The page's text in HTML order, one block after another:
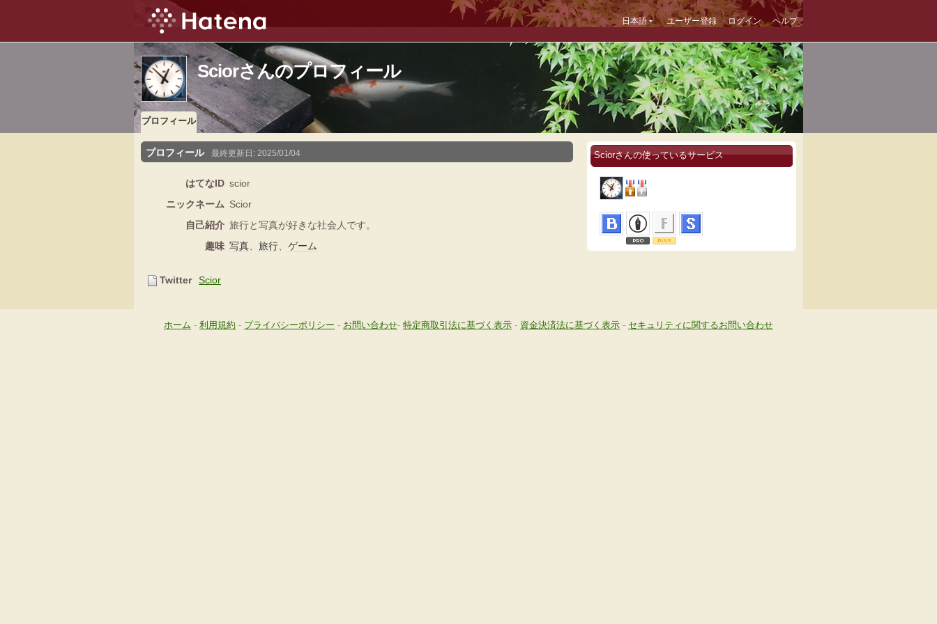
日本語 ユーザー登録 ログイン ヘルプ
Sciorさんのプロフィール
プロフィール
プロフィール 最終更新日: 2025/01/04
はてなID scior
ニックネーム Scior
自己紹介 旅行と写真が好きな社会人です。
趣味 写真、 旅行、 ゲーム
Twitter Scior
Sciorさんの使っているサービス
ホーム - 利用規約 - プライバシーポリシー - お問い合わせ- 特定商取引法に基づく表示 - 資金決済法に基づく表示 - セキュリティに関するお問い合わせ